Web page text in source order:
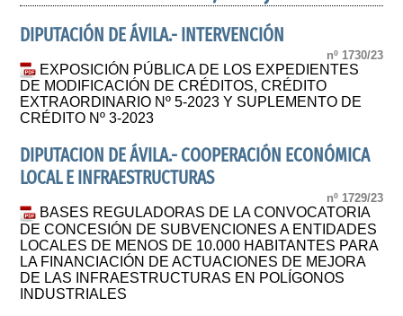
DIPUTACIÓN DE ÁVILA.- INTERVENCIÓN
nº 1730/23
EXPOSICIÓN PÚBLICA DE LOS EXPEDIENTES
DE MODIFICACIÓN DE CRÉDITOS, CRÉDITO
EXTRAORDINARIO Nº 5-2023 Y SUPLEMENTO DE
CRÉDITO Nº 3-2023
DIPUTACION DE ÁVILA.- COOPERACIÓN ECONÓMICA
LOCAL E INFRAESTRUCTURAS
nº 1729/23
BASES REGULADORAS DE LA CONVOCATORIA
DE CONCESIÓN DE SUBVENCIONES A ENTIDADES
LOCALES DE MENOS DE 10.000 HABITANTES PARA
LA FINANCIACIÓN DE ACTUACIONES DE MEJORA
DE LAS INFRAESTRUCTURAS EN POLÍGONOS
INDUSTRIALES